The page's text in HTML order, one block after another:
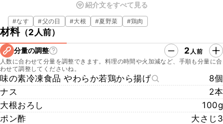
ビールにも良く合い、おつまみにもおすすめです。
ジューシーなから揚げとナスにポン酢がよく合い、さっぱりとした味
付けになっているのでいくらでも食べられますよ。
紹介文をすべて見る
#なす #父の日 #大根 #夏野菜 #鶏肉
材料（2人前）
分量の調整 2 人前
人数に合わせて分量を調整できます。料理の時間や火加減など、手順も分量に合
わせて調整してくださいね。
味の素冷凍食品 やわらか若鶏から揚げ
8個
ナス
2本
大根おろし
100g
ポン酢
大さじ3